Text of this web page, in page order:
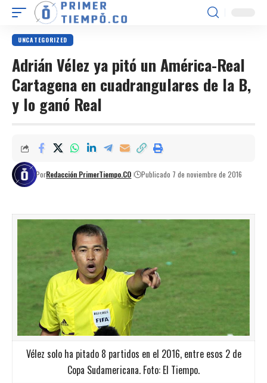
UNCATEGORIZED
Adrián Vélez ya pitó un América-Real
Cartagena en cuadrangulares de la B,
y lo ganó Real
PorRedacción PrimerTiempo.CO Publicado 7 de noviembre de 2016
Vélez solo ha pitado 8 partidos en el 2016, entre esos 2 de
Copa Sudamericana. Foto: El Tiempo.